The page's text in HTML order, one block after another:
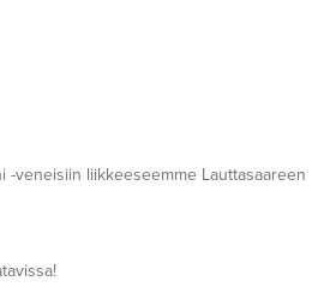
-veneisiin liikkeeseemme Lauttasaareen